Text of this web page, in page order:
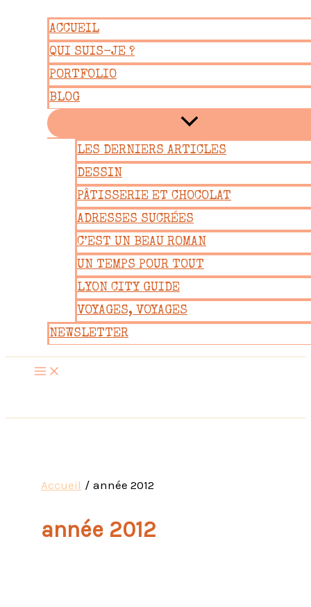
contenu
ACCUEIL
QUI SUIS-JE ?
PORTFOLIO
BLOG
LES DERNIERS ARTICLES
DESSIN
PÂTISSERIE ET CHOCOLAT
ADRESSES SUCRÉES
C’EST UN BEAU ROMAN
UN TEMPS POUR TOUT
LYON CITY GUIDE
VOYAGES, VOYAGES
NEWSLETTER
Accueil année 2012
année 2012